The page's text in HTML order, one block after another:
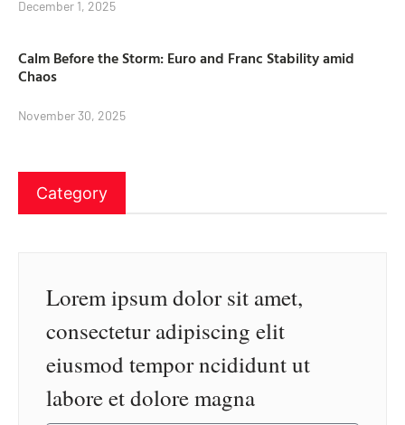
December 1, 2025
Calm Before the Storm: Euro and Franc Stability amid
Chaos
November 30, 2025
Category
Lorem ipsum dolor sit amet,
consectetur adipiscing elit
eiusmod tempor ncididunt ut
labore et dolore magna